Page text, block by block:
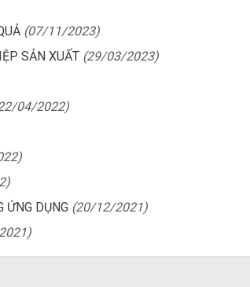
(07/11/2023)
SẢN XUẤT (29/03/2023)
04/2022)
ỨNG DỤNG (20/12/2021)